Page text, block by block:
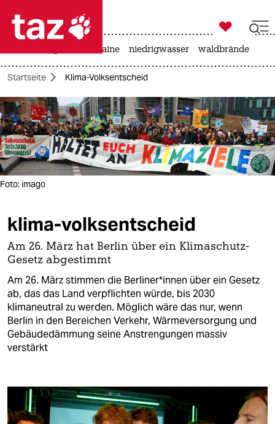
 taz zahl ich
taz zahl ich
themen
politik
öko
gesellschaft
kultur
sport
berlin
nord
wahrheit
veranstaltungen

taz zahl ich
krieg in der ukraine niedrigwasser waldbrände
Startseite Klima-Volksentscheid
Foto: imago
klima-volksentscheid
Am 26. März hat Berlin über ein Klimaschutz-
Gesetz abgestimmt
Am 26. März stimmen die Ber­li­ne­r*in­nen über ein Gesetz
ab, das das Land verpflichten würde, bis 2030
klimaneutral zu werden. Möglich wäre das nur, wenn
Berlin in den Bereichen Verkehr, Wärmeversorgung und
Gebäudedämmung seine Anstrengungen massiv
verstärkt